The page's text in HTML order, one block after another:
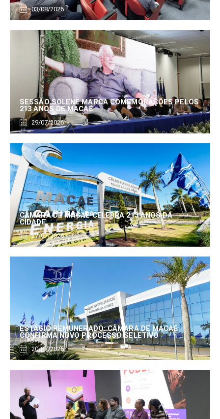
03/08/2026
SESSÃO SOLENE MARCA COMEMORAÇÕES PELOS
213 ANOS DE MACAÉ
29/07/2026
CÂMARA DE MACAÉ CELEBRA 213 ANOS DA
CIDADE
27/07/2026
ESTÁGIO REMUNERADO: CÂMARA DE MACAÉ
CONFIRMA NOVO PROCESSO SELETIVO
20/07/2026